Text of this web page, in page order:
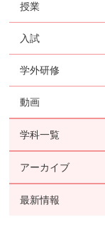
授業
入試
学外研修
動画
学科一覧
アーカイブ
最新情報